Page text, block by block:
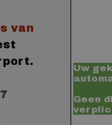
van
.
Uw
Geen